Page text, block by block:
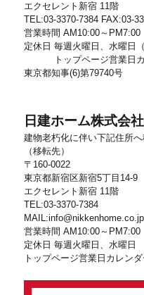
エクセレント新宿 11階
TEL:03-3370-7384 FAX:03-
営業時間 AM10:00～PM7:00
定休日 毎週火曜日、水曜日
トップページ営業日カ
東京都知事(6)第79740号
日建ホーム株式会社
建物老朽化に伴い下記住所へ
（移転先）
〒160-0022
東京都新宿区新宿5丁目14-9
エクセレント新宿 11階
TEL:03-3370-7384
MAIL:info@nikkenhome.co.jp
営業時間 AM10:00～PM7:00
定休日 毎週火曜日、水曜日
トップページ営業日カレン